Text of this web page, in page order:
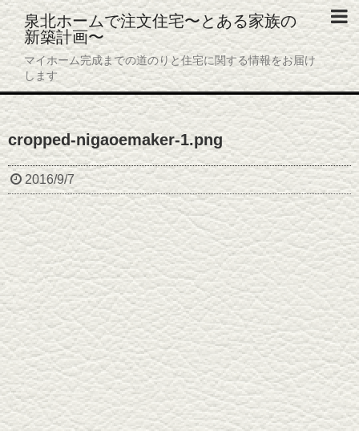
泉北ホームで注文住宅〜とある家族の
新築計画〜
マイホーム完成までの道のりと住宅に関する情報をお届け
します
cropped-nigaoemaker-1.png
2016/9/7
ホーム
プロフィール
プライバシーポリシー
お問い合わせ